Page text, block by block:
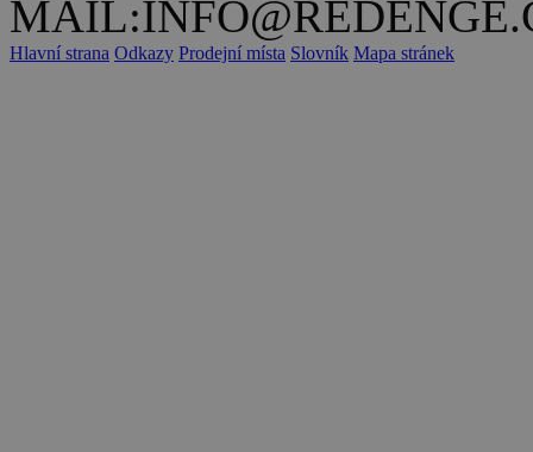
Hlavní strana Odkazy Prodejní místa Slovník Mapa stránek